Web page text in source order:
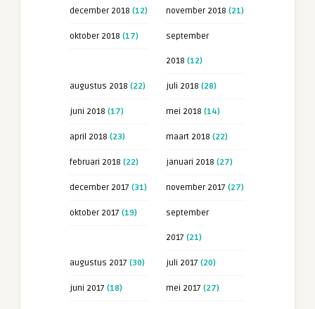
december 2018 (12) november 2018 (21)
oktober 2018 (17) september
2018 (12)
augustus 2018 (22) juli 2018 (28)
juni 2018 (17) mei 2018 (14)
april 2018 (23) maart 2018 (22)
februari 2018 (22) januari 2018 (27)
december 2017 (31) november 2017 (27)
oktober 2017 (19) september
2017 (21)
augustus 2017 (30) juli 2017 (20)
juni 2017 (18) mei 2017 (27)